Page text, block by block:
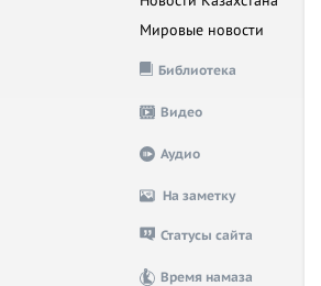
Мировые новости
Библиотека
Видео
Аудио
На заметку
Статусы сайта
Время намаза